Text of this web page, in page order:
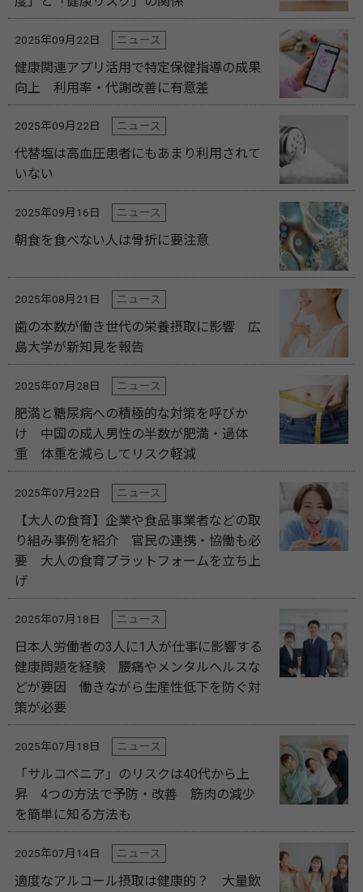
2025年09月22日 ニュース
健康関連アプリ活用で特定保健指導の成果
向上 利用率・代謝改善に有意差
2025年09月22日 ニュース
代替塩は高血圧患者にもあまり利用されて
いない
2025年09月16日 ニュース
朝食を食べない人は骨折に要注意
2025年08月21日 ニュース
歯の本数が働き世代の栄養摂取に影響 広
島大学が新知見を報告
2025年07月28日 ニュース
肥満と糖尿病への積極的な対策を呼びか
け 中国の成人男性の半数が肥満・過体
重 体重を減らしてリスク軽減
2025年07月22日 ニュース
【大人の食育】企業や食品事業者などの取
り組み事例を紹介 官民の連携・協働も必
要 大人の食育プラットフォームを立ち上
げ
2025年07月18日 ニュース
日本人労働者の3人に1人が仕事に影響する
健康問題を経験 腰痛やメンタルヘルスな
どが要因 働きながら生産性低下を防ぐ対
策が必要
2025年07月18日 ニュース
「サルコペニア」のリスクは40代から上
昇 4つの方法で予防・改善 筋肉の減少
を簡単に知る方法も
2025年07月14日 ニュース
適度なアルコール摂取は健康的？ 大量飲